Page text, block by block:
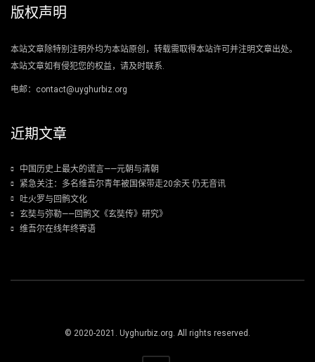
版权声明
本站文章除特别注明外均为本站原创，转载需取得本站许可并注明文章出处。
本站文章如有侵犯您的权益，请及时联系.
电邮：contact@uyghurbiz.org
近期文章
中国历史上最大的谎言——元朝与清朝
紧急关注：多名维吾尔青年被国保带走20余天 仍无音讯
吐火罗与回鹘文化
玄奘与弥勒——回鹘文《玄奘传》研究》
维吾尔在线年终寄语
© 2020-2021. Uyghurbiz.org. All rights reserved.